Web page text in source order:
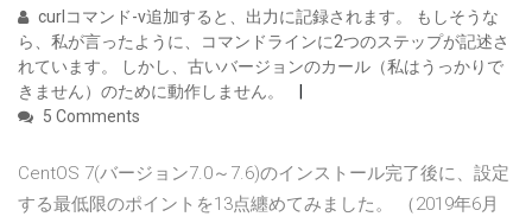
curlコマンド-v追加すると、出力に記録されます。 もしそうな
ら、私が言ったように、コマンドラインに2つのステップが記述さ
れています。 しかし、古いバージョンのカール（私はうっかりで
きません）のために動作しません。
5 Comments
CentOS 7(バージョン7.0～7.6)のインストール完了後に、設定
する最低限のポイントを13点纏めてみました。 （2019年6月